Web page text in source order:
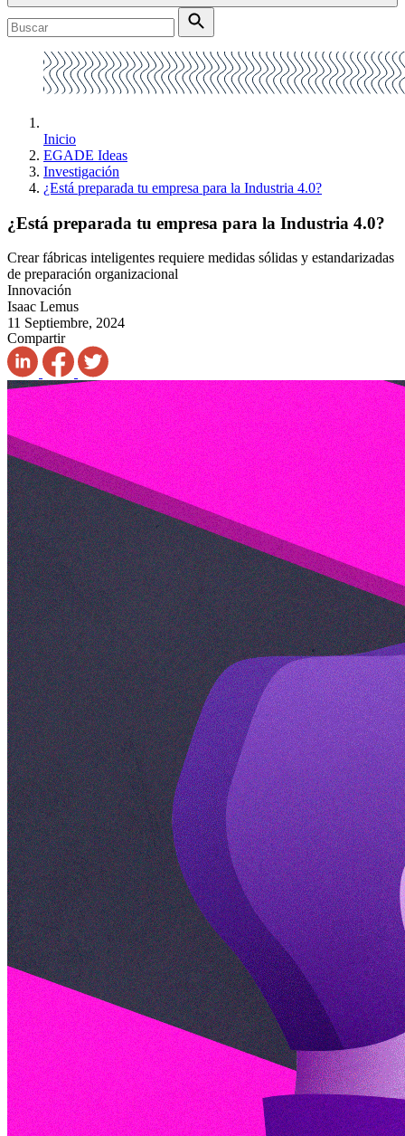
Inicio
EGADE Ideas
Investigación
¿Está preparada tu empresa para la Industria 4.0?
¿Está preparada tu empresa para la Industria 4.0?
Crear fábricas inteligentes requiere medidas sólidas y estandarizadas
de preparación organizacional
Innovación
Isaac Lemus
11 Septiembre, 2024
Compartir